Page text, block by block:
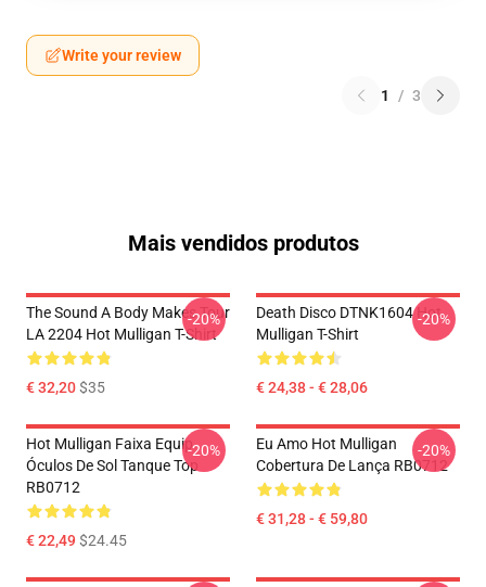
Write your review
1 / 3
Mais vendidos produtos
The Sound A Body Makes Tour
LA 2204 Hot Mulligan T-Shirt
€ 32,20$35
-20%
Death Disco DTNK1604 Hot
Mulligan T-Shirt
€ 24,38 - € 28,06
-20%
Hot Mulligan Faixa Equip
Óculos De Sol Tanque Top
RB0712
€ 22,49$24.45
-20%
Eu Amo Hot Mulligan
Cobertura De Lança RB0712
€ 31,28 - € 59,80
-20%